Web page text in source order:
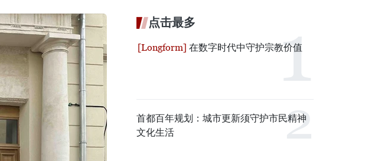
点击最多
在数字时代中守护宗教价值
首都百年规划：城市更新须守护市民精神
文化生活